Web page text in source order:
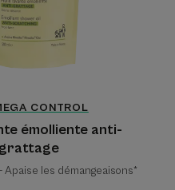
CONTROL
émolliente anti-
grattage
Apaise les démangeaisons*